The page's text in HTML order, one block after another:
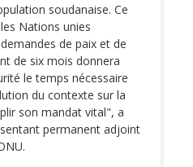
soudanaise. Ce
Nations unies
de paix et de
de six mois donnera
le temps nécessaire
du contexte sur la
son mandat vital", a
permanent adjoint